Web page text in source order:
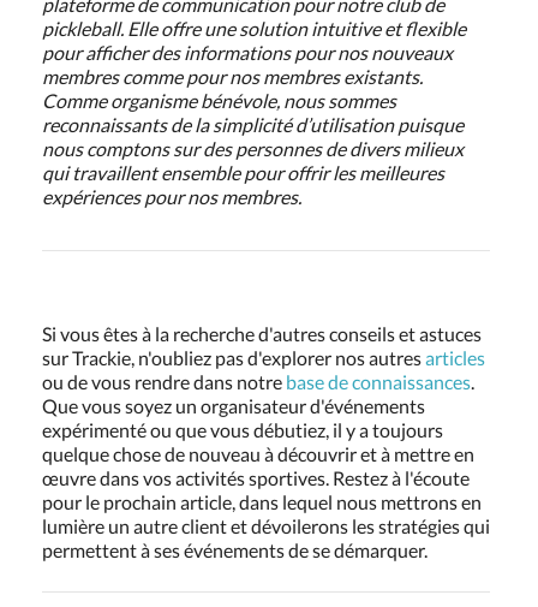
pickleball. Elle offre une solution intuitive et flexible
pour afficher des informations pour nos nouveaux
membres comme pour nos membres existants.
Comme organisme bénévole, nous sommes
reconnaissants de la simplicité d’utilisation puisque
nous comptons sur des personnes de divers milieux
qui travaillent ensemble pour offrir les meilleures
expériences pour nos membres.
Si vous êtes à la recherche d'autres conseils et astuces
sur Trackie, n'oubliez pas d'explorer nos autresarticles
ou de vous rendre dans notre base de connaissances
Que vous soyez un organisateur d'événements
expérimenté ou que vous débutiez, il y a toujours
quelque chose de nouveau à découvrir et à mettre en
œuvre dans vos activités sportives. Restez à l'écoute
pour le prochain article, dans lequel nous mettrons en
lumière un autre client et dévoilerons les stratégies qui
permettent à ses événements de se démarquer.